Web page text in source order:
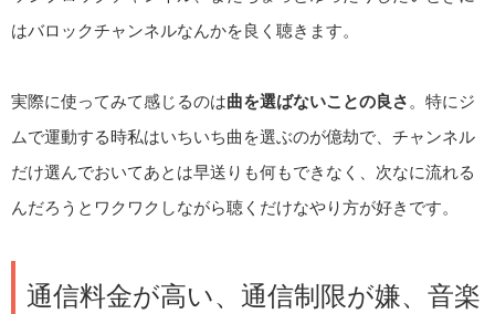
はバロックチャンネルなんかを良く聴きます。
実際に使ってみて感じるのは曲を選ばないことの良さ 。特にジ
ムで運動する時私はいちいち曲を選ぶのが億劫で、チャンネル
だけ選んでおいてあとは早送りも何もできなく、次なに流れる
んだろうとワクワクしながら聴くだけなやり方が好きです。
通信料金が高い、通信制限が嫌、音楽